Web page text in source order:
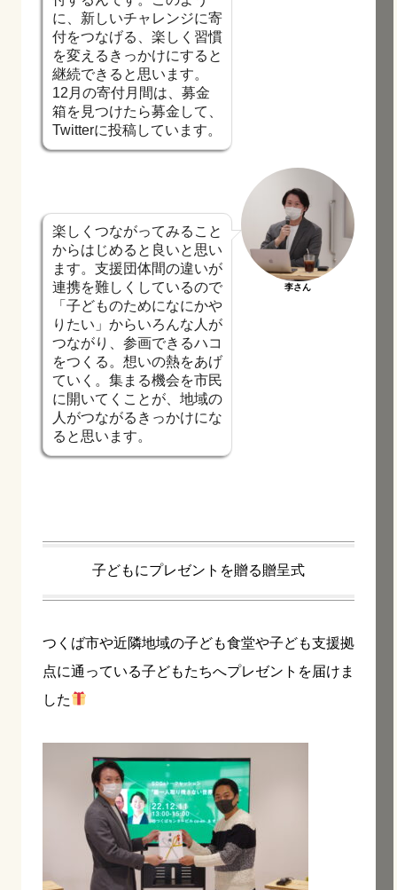
に、新しいチャレンジに寄
付をつなげる、楽しく習慣
を変えるきっかけにすると
継続できると思います。
12月の寄付月間は、募金
箱を見つけたら募金して、
Twitterに投稿しています。
楽しくつながってみること
からはじめると良いと思い
ます。支援団体間の違いが
連携を難しくしているので
「子どものためになにかや
りたい」からいろんな人が
つながり、参画できるハコ
をつくる。想いの熱をあげ
ていく。集まる機会を市民
に開いてくことが、地域の
人がつながるきっかけにな
ると思います。
李さん
子どもにプレゼントを贈る贈呈式
つくば市や近隣地域の子ども食堂や子ども支援拠
点に通っている子どもたちへプレゼントを届けま
した